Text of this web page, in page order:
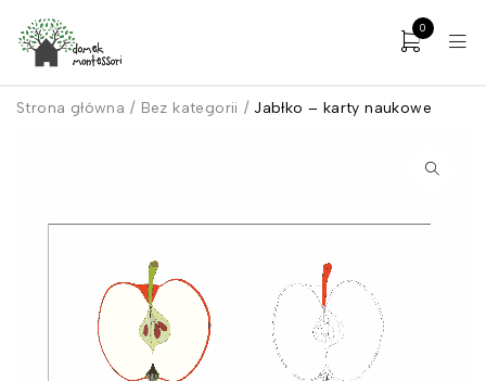
0
Strona główna / Bez kategorii / Jabłko – karty naukowe